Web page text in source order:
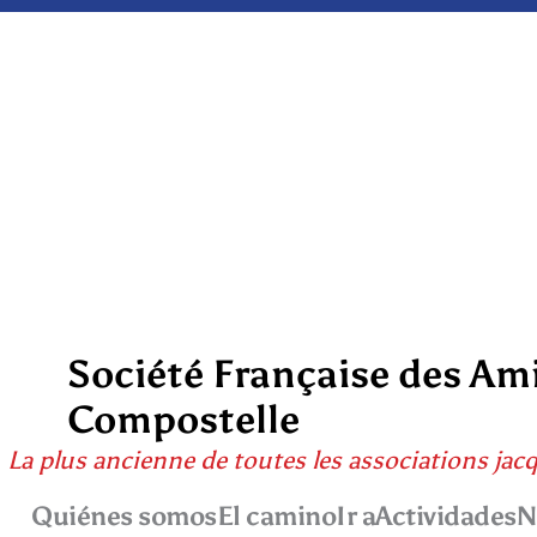
Société Française des
Compostelle
La plus ancienne de toutes les associations
Quiénes somosEl caminoIr aActividades